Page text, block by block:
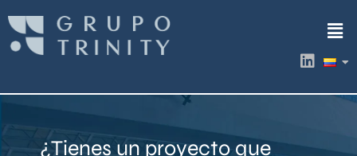
contenido
L
i
k
i
¿Tienes un proyecto que